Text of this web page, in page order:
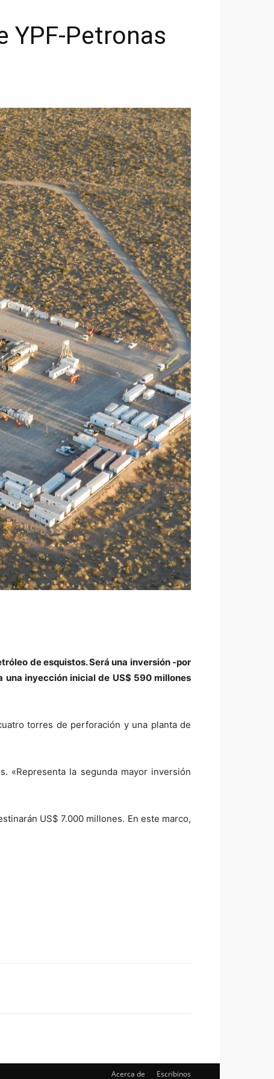
YPF-Petronas
de esquistos. Será una inversión -por
una inyección inicial de US$ 590 millones
torres de perforación y una planta de
«Representa la segunda mayor inversión
US$ 7.000 millones. En este marco,
Acerca de Escribinos